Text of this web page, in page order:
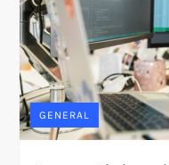
GENERAL